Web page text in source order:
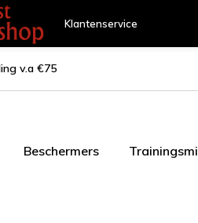
Klantenservice
v.a €75
Beschermers